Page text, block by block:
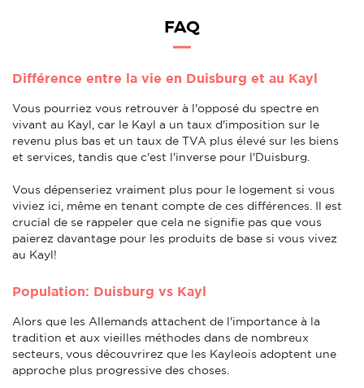
FAQ
Différence entre la vie en Duisburg et au Kayl
Vous pourriez vous retrouver à l'opposé du spectre en
vivant au Kayl, car le Kayl a un taux d'imposition sur le
revenu plus bas et un taux de TVA plus élevé sur les biens
et services, tandis que c'est l'inverse pour l'Duisburg.
Vous dépenseriez vraiment plus pour le logement si vous
viviez ici, même en tenant compte de ces différences. Il est
crucial de se rappeler que cela ne signifie pas que vous
paierez davantage pour les produits de base si vous vivez
au Kayl!
Population: Duisburg vs Kayl
Alors que les Allemands attachent de l'importance à la
tradition et aux vieilles méthodes dans de nombreux
secteurs, vous découvrirez que les Kayleois adoptent une
approche plus progressive des choses.